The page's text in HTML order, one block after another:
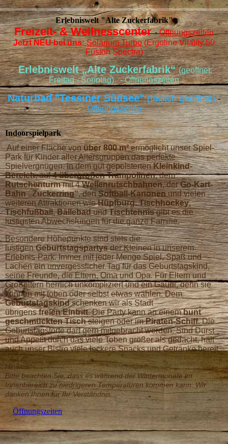
Erlebniswelt "Alte Zuckerfabrik"
Freizeit- & Wellnesscenter-Öffnungszeiten
Jetzt NEU bei uns: Solarium Turbo(Ergoline Vitality 50
Fusion Spectra)
Erlebniswelt „Alte Zuckerfabrik“(geöffnet:
Freitag - Sonntag) -Öffnungszeiten
Naturbad "Tessiner Südsee"(täglich geöffnet)-
Öffnungszeiten
Indoorspielpark
Auf einer Fläche vonüber 800 m²ermöglicht unser Spiel-
Park für Kinder aller Alters­gruppen das perfekte
Spielvergnügen. In dem gut gepolstertenKleinkind-
Bereich, auf4 übergroßen Trampolinen, dem
Rutschenturmmit 4Wellenrutschbahnen, derGo-Kart-
Bahn „Zuckerring“, denSoftball-Kanonenund vielen
weiteren Attraktionen wieHüpfburg,Tischhockey,
Tischfußball,BällebadundTischtennisgibt es die
lustigsten Abwechslungen für die ganze Familie.
Besondere Höhepunkte sind stets die
lustigenGeburtstagspartysder Kleinen in unserem
Erlebnis-Park. Immer mit jeder Menge Spiel, Spaß und
Lachen ein unvergesslicher Tag für das Geburtstagskind,
seine Freunde, die Eltern, Oma und Opa. Für Eltern und
Großeltern herrlich unkompliziert und ein Gaudi, denn sie
können mit toben oder selbst etwas wählen. Dem
Geburtstagskindschenken wir als Stadt
übrigensfreien Eintritt. Die Party kann an einembunt
geschmückten Tischsteigen oder imPiraten-Schiff. Die
Geburtstagstorte darf gern mitgebracht werden. Sind Durst
und Appetit durch das viele Toben größer als gedacht, hält
auch unser Bistro viele leckere Snacks und Getränke bereit.
Hinweis:
Bitte beachten Sie, dass es während der Wintermonate im
Innenbereich zu niedrigeren Temperaturen kommen kann. Wir
danken Ihnen für Ihr Verständnis.
Öffnungszeiten